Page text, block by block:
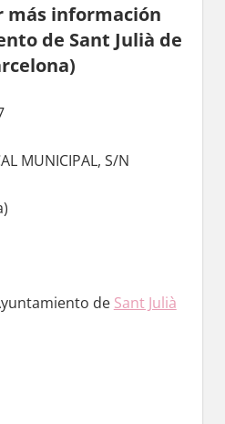
mа́s información
dе Sant Julià dе
MUNICIPAL, S/N
de Sant Julià